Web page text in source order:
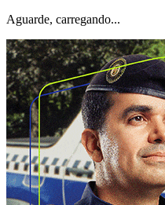
Aguarde, carregando...